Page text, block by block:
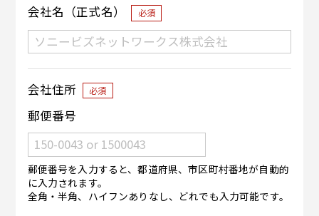
会社名（正式名） 必須
会社住所 必須
郵便番号
郵便番号を入力すると、都道府県、市区町村番地が自動的
に入力されます。
全角・半角、ハイフンありなし、どれでも入力可能です。